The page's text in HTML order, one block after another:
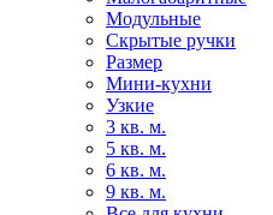
Модульные
Скрытые ручки
Размер
Мини-кухни
Узкие
3 кв. м.
5 кв. м.
6 кв. м.
9 кв. м.